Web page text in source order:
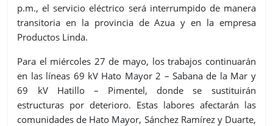
p.m., el servicio eléctrico será interrumpido de manera
transitoria en la provincia de Azua y en la empresa
Productos Linda.
Para el miércoles 27 de mayo, los trabajos continuarán
en las líneas 69 kV Hato Mayor 2 – Sabana de la Mar y
69 kV Hatillo – Pimentel, donde se sustituirán
estructuras por deterioro. Estas labores afectarán las
comunidades de Hato Mayor, Sánchez Ramírez y Duarte,